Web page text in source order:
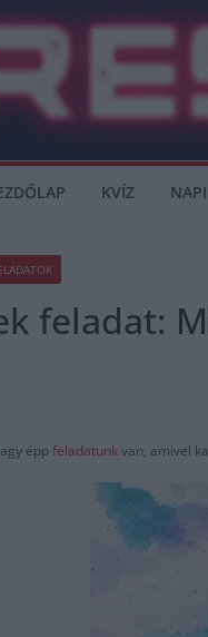
KVÍZ
feladat:
éppfeladatunkvan, amivel